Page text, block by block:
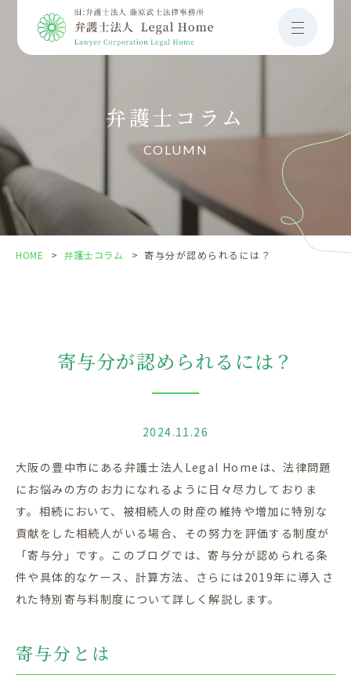
寄
与
め
弁護士コラム
COLUMN
HOME > 弁護士コラム > 寄与分が認められるには？
寄与分が認められるには？
2024.11.26
大阪の豊中市にある弁護士法人 Legal Home は、法律問題
にお悩みの方のお力になれるように日々尽力しておりま
す。相続において、被相続人の財産の維持や増加に特別な
貢献をした相続人がいる場合、その努力を評価する制度が
「寄与分」です。このブログでは、寄与分が認められる条
件や具体的なケース、計算方法、さらには2019年に導入さ
れた特別寄与料制度について詳しく解説します。
寄与分とは